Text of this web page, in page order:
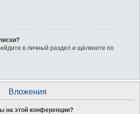
в личный раздел и щёлкните по
Вложения
на этой конференции?